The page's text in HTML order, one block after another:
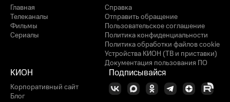
Главная
Телеканалы
Фильмы
Сериалы
Справка
Отправить обращение
Пользовательское соглашение
Политика конфиденциальности
Политика обработки файлов cookie
Устройства КИОН (ТВ и приставки)
Документация пользования ПО
КИОН
Корпоративный сайт
Блог
Подписывайся